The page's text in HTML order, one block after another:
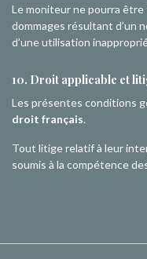
Le moniteur ne pourra
dommages résultant d’un
d’une utilisation
10. Droit applicable et
Les présentes conditions
droit français.
Tout litige relatif à leur
soumis à la compétence